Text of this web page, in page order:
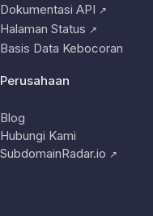
Dokumentasi API ↗
Halaman Status ↗
Basis Data Kebocoran
Perusahaan
Blog
Hubungi Kami
SubdomainRadar.io ↗